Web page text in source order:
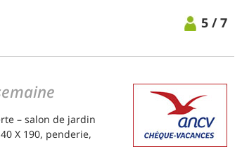
5 / 7
– salon de jardin
X 190, penderie,